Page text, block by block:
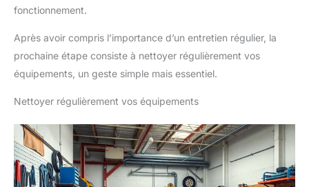
fonctionnement.
Après avoir compris l’importance d’un entretien régulier, la
prochaine étape consiste à nettoyer régulièrement vos
équipements, un geste simple mais essentiel.
Nettoyer régulièrement vos équipements